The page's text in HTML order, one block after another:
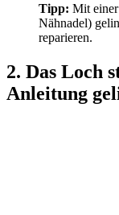
Tipp: Mit
Nähnadel)
reparieren.
2. Das Loch
Anleitung